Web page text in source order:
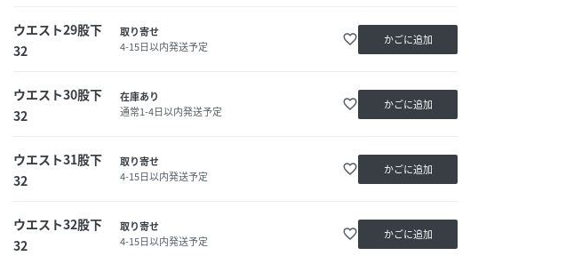
ウエスト29股下
32
取り寄せ
4-15日以内発送予定
favorite_border かごに追加
ウエスト30股下
32
在庫あり
通常1-4日以内発送予定
favorite_border かごに追加
ウエスト31股下
32
取り寄せ
4-15日以内発送予定
favorite_border かごに追加
ウエスト32股下
32
取り寄せ
4-15日以内発送予定
favorite_border かごに追加